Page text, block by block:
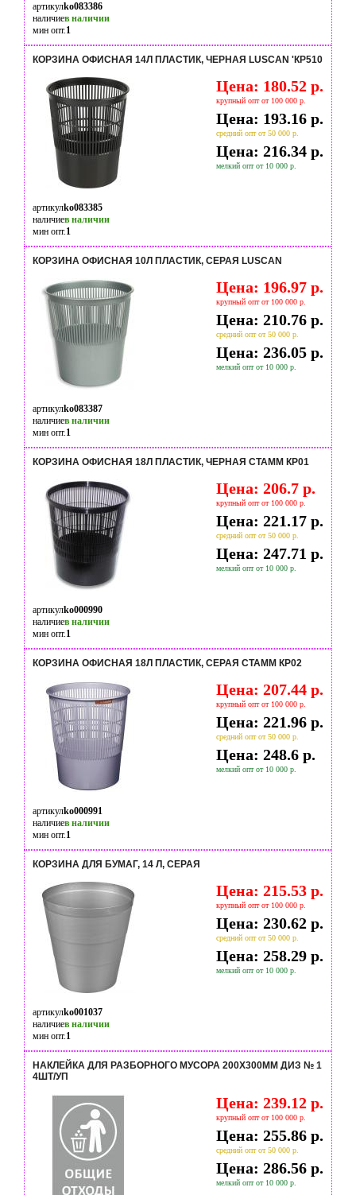
артикулko083386
наличиев наличии
мин опт.1
КОРЗИНА ОФИСНАЯ 14Л ПЛАСТИК, ЧЕРНАЯ LUSCAN 'КР510
Цена: 180.52 р.
крупный опт от 100 000 р.
Цена: 193.16 р.
средний опт от 50 000 р.
Цена: 216.34 р.
мелкий опт от 10 000 р.
артикулko083385
наличиев наличии
мин опт.1
КОРЗИНА ОФИСНАЯ 10Л ПЛАСТИК, СЕРАЯ LUSCAN
Цена: 196.97 р.
крупный опт от 100 000 р.
Цена: 210.76 р.
средний опт от 50 000 р.
Цена: 236.05 р.
мелкий опт от 10 000 р.
артикулko083387
наличиев наличии
мин опт.1
КОРЗИНА ОФИСНАЯ 18Л ПЛАСТИК, ЧЕРНАЯ СТАММ КР01
Цена: 206.7 р.
крупный опт от 100 000 р.
Цена: 221.17 р.
средний опт от 50 000 р.
Цена: 247.71 р.
мелкий опт от 10 000 р.
артикулko000990
наличиев наличии
мин опт.1
КОРЗИНА ОФИСНАЯ 18Л ПЛАСТИК, СЕРАЯ СТАММ КР02
Цена: 207.44 р.
крупный опт от 100 000 р.
Цена: 221.96 р.
средний опт от 50 000 р.
Цена: 248.6 р.
мелкий опт от 10 000 р.
артикулko000991
наличиев наличии
мин опт.1
КОРЗИНА ДЛЯ БУМАГ, 14 Л, СЕРАЯ
Цена: 215.53 р.
крупный опт от 100 000 р.
Цена: 230.62 р.
средний опт от 50 000 р.
Цена: 258.29 р.
мелкий опт от 10 000 р.
артикулko001037
наличиев наличии
мин опт.1
НАКЛЕЙКА ДЛЯ РАЗБОРНОГО МУСОРА 200Х300ММ ДИЗ № 1
4ШТ/УП
Цена: 239.12 р.
крупный опт от 100 000 р.
Цена: 255.86 р.
средний опт от 50 000 р.
Цена: 286.56 р.
мелкий опт от 10 000 р.